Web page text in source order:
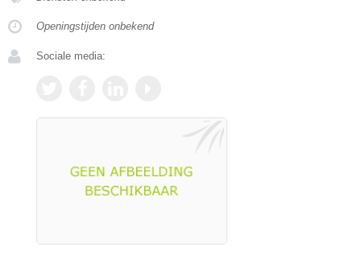
Openingstijden onbekend
Sociale media: